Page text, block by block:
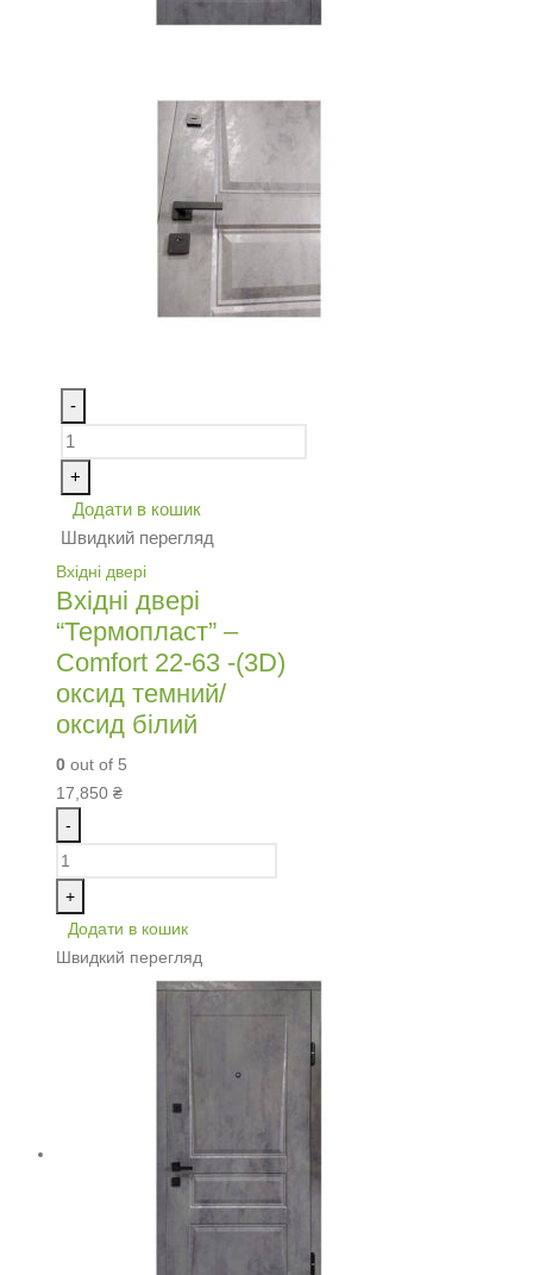
-
+
Додати в кошик
Швидкий перегляд
Вхідні двері
Вхідні двері
“Термопласт” –
Comfort 22-63 -(3D)
оксид темний/
оксид білий
0 out of 5
17,850 ₴
-
+
Додати в кошик
Швидкий перегляд